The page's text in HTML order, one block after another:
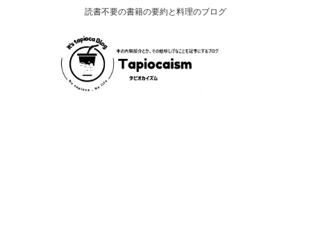
読書不要の書籍の要約と料理のブログ